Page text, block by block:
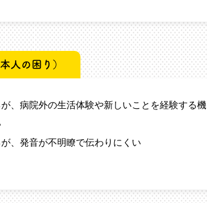
人の困り）
が、病院外の生活体験や新しいことを経験する機
が、発音が不明瞭で伝わりにくい